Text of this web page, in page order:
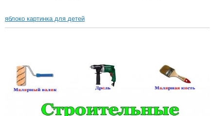
яблоко картинка для детей